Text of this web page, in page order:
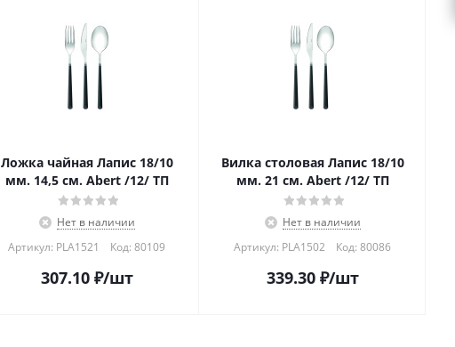
Ложка чайная Лапис 18/10
мм. 14,5 см. Abert /12/ ТП
Нет в наличии
Артикул: PLA1521
Код: 80109
307.10₽/шт
Вилка столовая Лапис 18/10
мм. 21 см. Abert /12/ ТП
Нет в наличии
Артикул: PLA1502
Код: 80086
339.30₽/шт